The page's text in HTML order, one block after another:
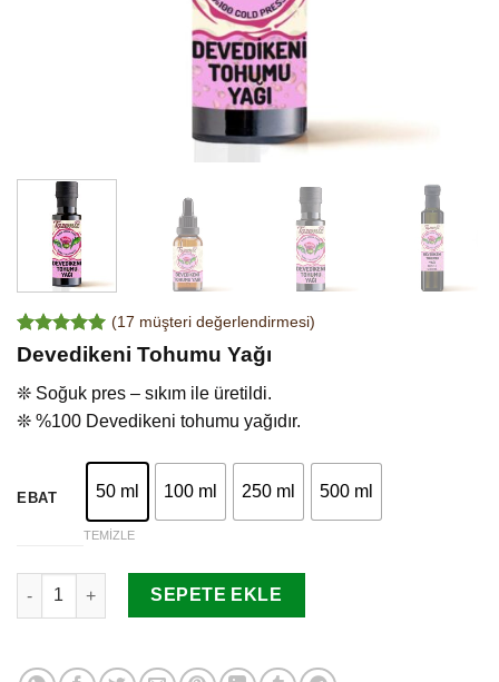
17
müşteri
puanına
dayanarak
5 üzerinden
4.94puan
(17 müşteri değerlendirmesi)
Devedikeni Tohumu Yağı
❊ Soğuk pres – sıkım ile üretildi.
❊ %100 Devedikeni tohumu yağıdır.
EBAT 50 ml 100 ml 250 ml 500 ml
TEMIZLE
Devedikeni Tohumu Yağı adet
SEPETE EKLE